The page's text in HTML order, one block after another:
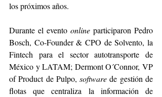
los próximos años.
Durante el evento online participaron Pedro
Bosch, Co-Founder & CPO de Solvento, la
Fintech para el sector autotransporte de
México y LATAM; Dermont O´Connor, VP
of Product de Pulpo, software de gestión de
flotas que centraliza la información de